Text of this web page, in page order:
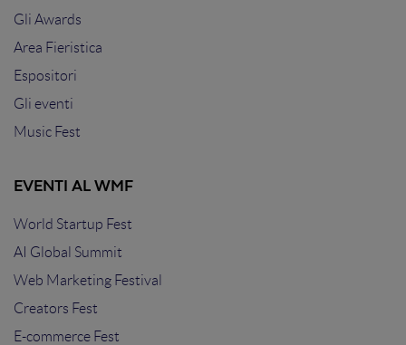
Gli Awards
Area Fieristica
Espositori
Gli eventi
Music Fest
EVENTI AL WMF
World Startup Fest
AI Global Summit
Web Marketing Festival
Creators Fest
E-commerce Fest